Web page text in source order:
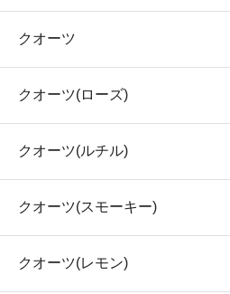
クオーツ
クオーツ(ローズ)
クオーツ(ルチル)
クオーツ(スモーキー)
クオーツ(レモン)